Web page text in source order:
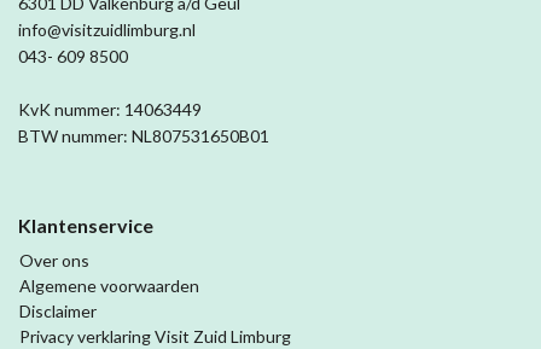
info@visitzuidlimburg.nl
043- 609 8500
KvK nummer: 14063449
BTW nummer: NL807531650B01
Klantenservice
Over ons
Algemene voorwaarden
Disclaimer
Privacy verklaring Visit Zuid Limburg